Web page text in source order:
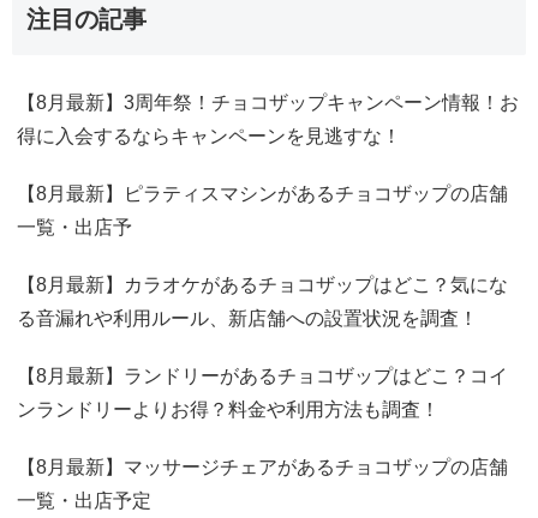
注目の記事
【8月最新】3周年祭！チョコザップキャンペーン情報！お
得に入会するならキャンペーンを見逃すな！
【8月最新】ピラティスマシンがあるチョコザップの店舗
一覧・出店予
【8月最新】カラオケがあるチョコザップはどこ？気にな
る音漏れや利用ルール、新店舗への設置状況を調査！
【8月最新】ランドリーがあるチョコザップはどこ？コイ
ンランドリーよりお得？料金や利用方法も調査！
【8月最新】マッサージチェアがあるチョコザップの店舗
一覧・出店予定